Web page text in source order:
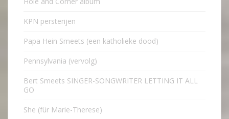
KPN persterijen
Papa Hein Smeets (een katholieke dood)
Pennsylvania (vervolg)
Bert Smeets SINGER-SONGWRITER LETTING IT ALL
GO
She (für Marie-Therese)